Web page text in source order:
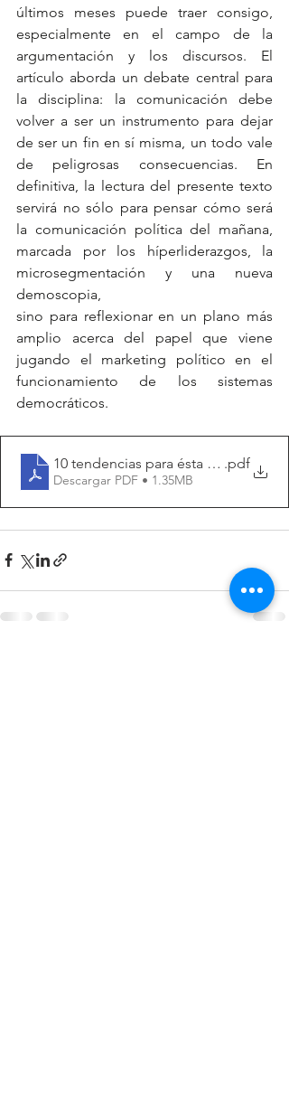
últimos meses puede traer consigo,
especialmente en el campo de la
argumentación y los discursos. El
artículo aborda un debate central para
la disciplina: la comunicación debe
volver a ser un instrumento para dejar
de ser un fin en sí misma, un todo vale
de peligrosas consecuencias. En
definitiva, la lectura del presente texto
servirá no sólo para pensar cómo será
la comunicación política del mañana,
marcada por los híperliderazgos, la
microsegmentación y una nueva
demoscopia,
sino para reflexionar en un plano más
amplio acerca del papel que viene
jugando el marketing político en el
funcionamiento de los sistemas
democráticos.
10 tendencias para ésta década en
.pdf
Descargar PDF • 1.35MB